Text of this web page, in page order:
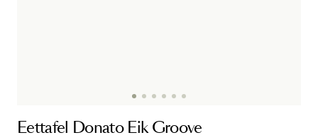
Eettafel Donato Eik Groove